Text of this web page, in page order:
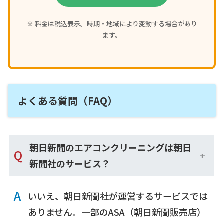
※ 料金は税込表示。時期・地域により変動する場合があり
ます。
よくある質問（FAQ）
Q 朝日新聞のエアコンクリーニングは朝日
新聞社のサービス？
A
いいえ、朝日新聞社が運営するサービスでは
ありません。一部のASA（朝日新聞販売店）